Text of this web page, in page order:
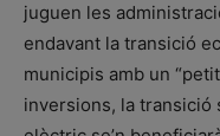
juguen les
endavant la transició
municipis amb un
inversions, la transició